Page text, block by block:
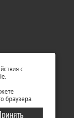
с
браузера.